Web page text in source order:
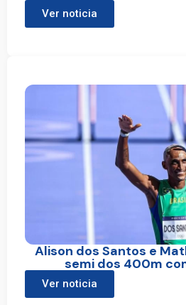
Ver noticia
Alison dos Santos e
semi dos 400m
Ver noticia